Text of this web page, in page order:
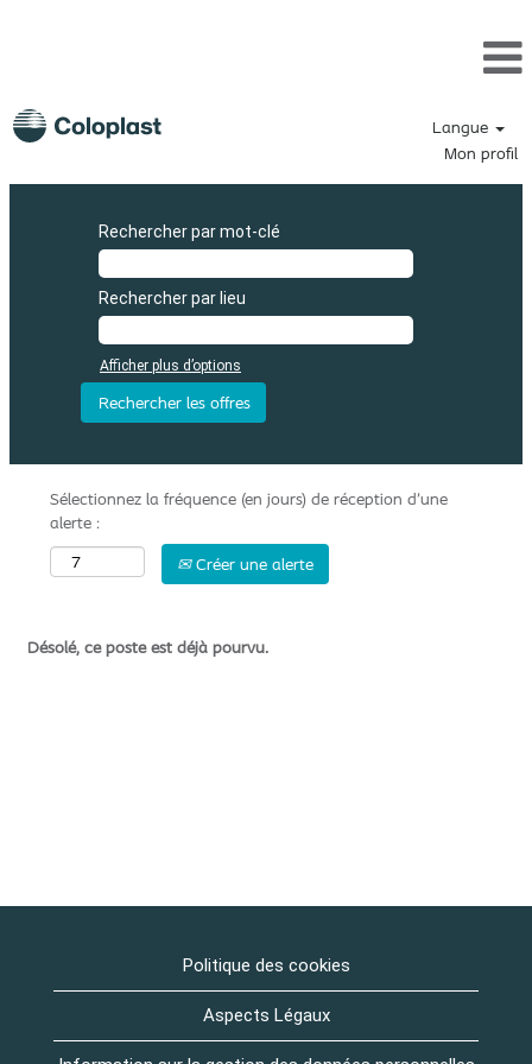
Langue
Mon profil
Rechercher par mot-clé
Rechercher par lieu
Afficher plus d’options
Sélectionnez la fréquence (en jours) de réception d’une
alerte :
Créer une alerte
Désolé, ce poste est déjà pourvu.
Politique des cookies
Aspects Légaux